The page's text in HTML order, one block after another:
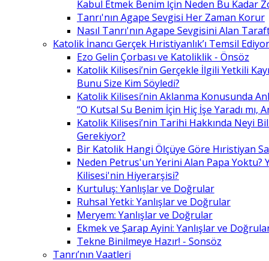
Kabul Etmek Benim İçin Neden Bu Kadar
Tanrı'nın Agape Sevgisi Her Zaman Korur
Nasıl Tanrı'nın Agape Sevgisini Alan
Katolik İnancı Gerçek Hıristiyanlık’ı Temsil
Ezo Gelin Çorbası ve Katoliklik - Önsöz
Katolik Kilisesi’nin Gerçekle İlgili Yetkili
Bunu Size Kim Söyledi?
Katolik Kilisesi’nin Aklanma Konusunda
“O Kutsal Su Benim İçin Hiç İşe Yaradı mı,
Katolik Kilisesi’nin Tarihi Hakkında Neyi
Gerekiyor?
Bir Katolik Hangi Ölçüye Göre Hıristiyan
Neden Petrus'un Yerini Alan Papa Yoktu?
Kilisesi'nin Hiyerarşisi?
Kurtuluş: Yanlışlar ve Doğrular
Ruhsal Yetki: Yanlışlar ve Doğrular
Meryem: Yanlışlar ve Doğrular
Ekmek ve Şarap Ayini: Yanlışlar ve
Tekne Binilmeye Hazır! - Sonsöz
Tanrı’nın Vaatleri